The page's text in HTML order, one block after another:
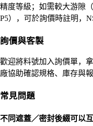
精度等級；如需較大游隙
P5），可於詢價時註明，
詢價與客製
歡迎將料號加入詢價單，
廠協助確認規格、庫存與報
常見問題
不同遮蓋／密封後綴可以互